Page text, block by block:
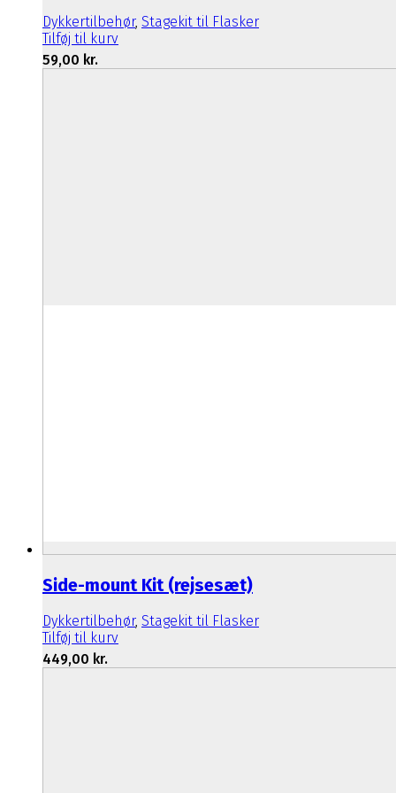
Dykkertilbehør, Stagekit til Flasker
Tilføj til kurv
59,00 kr.
Side-mount Kit (rejsesæt)
Dykkertilbehør, Stagekit til Flasker
Tilføj til kurv
449,00 kr.